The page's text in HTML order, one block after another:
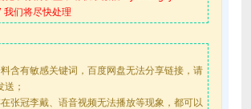
们将尽快处理
料含有敏感关键词，百度网盘无法分享链接，请
；
在张冠李戴、语音视频无法播放等现象，都可以